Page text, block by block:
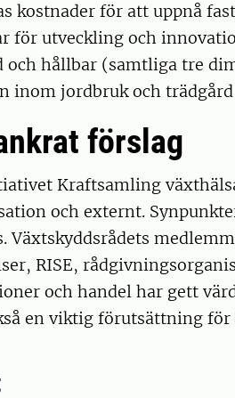
kostnader för att uppnå
för utveckling och
och hållbar (samtliga tre
inom jordbruk och trädgård
förslag
Kraftsamling
och externt.
Växtskyddsrådets
RISE,
och handel har gett
en viktig förutsättning